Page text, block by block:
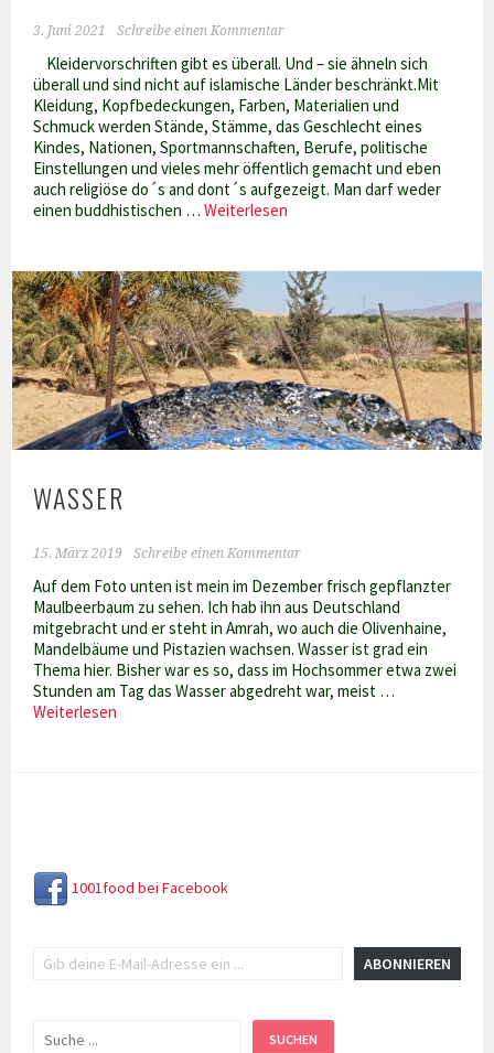
3. Juni 2021 Schreibe einen Kommentar
Kleidervorschriften gibt es überall. Und – sie ähneln sich
überall und sind nicht auf islamische Länder beschränkt.Mit
Kleidung, Kopfbedeckungen, Farben, Materialien und
Schmuck werden Stände, Stämme, das Geschlecht eines
Kindes, Nationen, Sportmannschaften, Berufe, politische
Einstellungen und vieles mehr öffentlich gemacht und eben
auch religiöse do´s and dont´s aufgezeigt. Man darf weder
einen buddhistischen …Weiterlesen
Zeit
WASSER
15. März 2019 Schreibe einen Kommentar
Auf dem Foto unten ist mein im Dezember frisch gepflanzter
Maulbeerbaum zu sehen. Ich hab ihn aus Deutschland
mitgebracht und er steht in Amrah, wo auch die Olivenhaine,
Mandelbäume und Pistazien wachsen. Wasser ist grad ein
Thema hier. Bisher war es so, dass im Hochsommer etwa zwei
Stunden am Tag das Wasser abgedreht war, meist …
Weiterlesen
1001food bei Facebook
ABONNIEREN
Suchen SUCHEN